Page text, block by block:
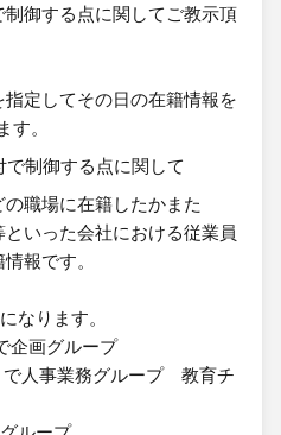
御する点に関してご教示頂
定してその日の在籍情報を
。
職場に在籍したかまた
いった会社における​従業員
報です。
なります。
画グループ
人事業務グループ 教育チ